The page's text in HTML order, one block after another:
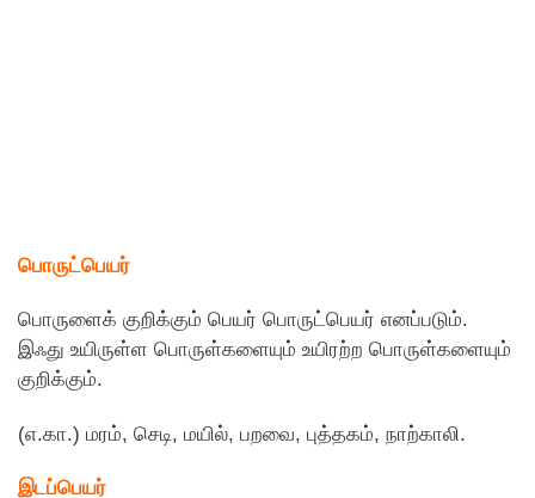
பொருட்பெயர்
பொருளைக் குறிக்கும் பெயர் பொருட்பெயர் எனப்படும்.
இஃது உயிருள்ள பொருள்களையும் உயிரற்ற பொருள்களையும்
குறிக்கும்.
(எ.கா.) மரம், செடி, மயில், பறவை, புத்தகம், நாற்காலி.
இடப்பெயர்